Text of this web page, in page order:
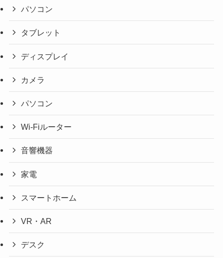
パソコン
タブレット
ディスプレイ
カメラ
パソコン
Wi-Fiルーター
音響機器
家電
スマートホーム
VR・AR
デスク